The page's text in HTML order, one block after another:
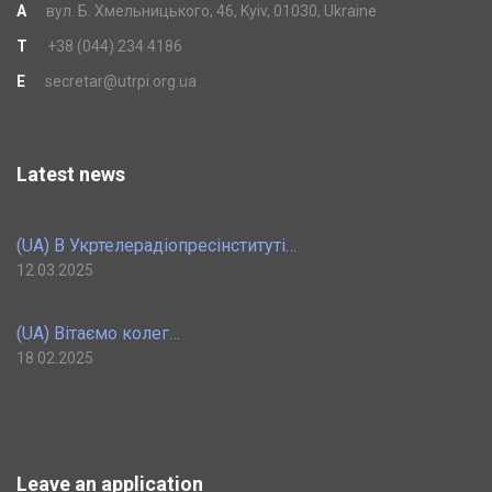
A
вул. Б. Хмельницького, 46, Kyiv, 01030, Ukraine
T
+38 (044) 234 4186
E
secretar@utrpi.org.ua
Latest news
(UA) В Укртелерадіопресінституті…
12.03.2025
(UA) Вітаємо колег…
18.02.2025
Leave an application